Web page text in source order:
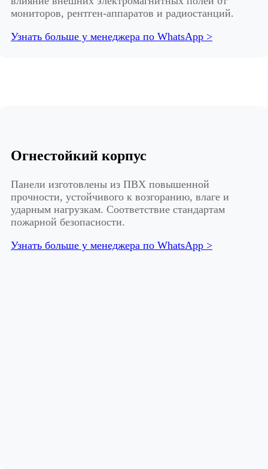
мониторов, рентген-аппаратов и радиостанций.
Узнать больше у менеджера по WhatsApp >
Огнестойкий корпус
Панели изготовлены из ПВХ повышенной
прочности, устойчивого к возгоранию, влаге и
ударным нагрузкам. Соответствие стандартам
пожарной безопасности.
Узнать больше у менеджера по WhatsApp >